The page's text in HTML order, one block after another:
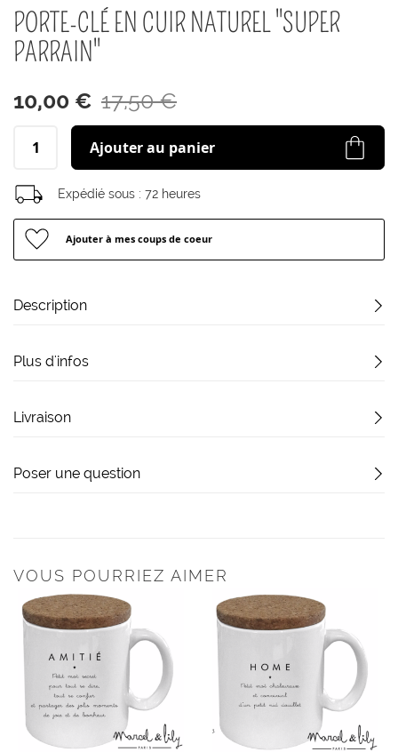
de
la
Galerie
PORTE-CLÉ EN CUIR NATUREL "SUPER
PARRAIN"
10,00 € 17,50 €
Ajouter au panier
Expédié sous : 72 heures
Ajouter à mes coups de coeur
Description
Plus d'infos
Livraison
Poser une question
VOUS POURRIEZ AIMER